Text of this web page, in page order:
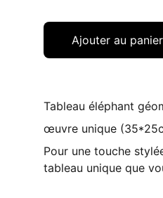
Ajouter au panier
Tableau éléphant
œuvre unique
Pour une touche
tableau unique que